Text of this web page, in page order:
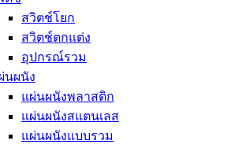
สวิตช์โยก
สวิตช์ตกแต่ง
อุปกรณ์รวม
นผนัง
แผ่นผนังพลาสติก
แผ่นผนังสแตนเลส
แผ่นผนังแบบรวม